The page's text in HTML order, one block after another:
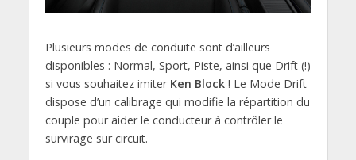
Plusieurs modes de conduite sont d’ailleurs
disponibles : Normal, Sport, Piste, ainsi que Drift (!)
si vous souhaitez imiter Ken Block! Le Mode Drift
dispose d’un calibrage qui modifie la répartition du
couple pour aider le conducteur à contrôler le
survirage sur circuit.